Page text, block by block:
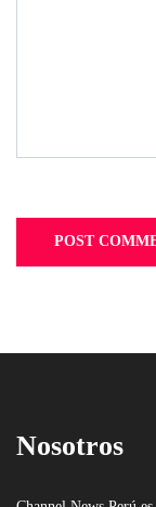
Nosotros